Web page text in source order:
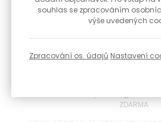
ZDARMA
souhlas se zpracováním
výše uvedených
Zpracování os. údajů Nastavení